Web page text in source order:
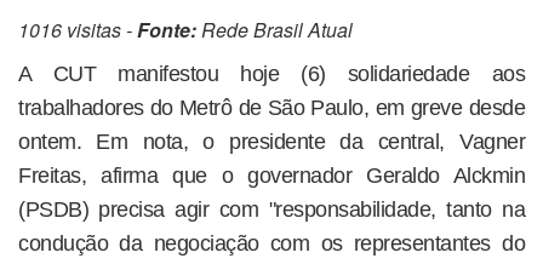
1016 visitas -Fonte:Rede Brasil Atual
A CUT manifestou hoje (6) solidariedade aos
trabalhadores do Metrô de São Paulo, em greve desde
ontem. Em nota, o presidente da central, Vagner
Freitas, afirma que o governador Geraldo Alckmin
(PSDB) precisa agir com "responsabilidade, tanto na
condução da negociação com os representantes do